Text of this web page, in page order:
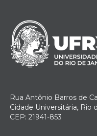
Rua Antônio Barros de
Cidade Universitária, Rio
CEP: 21941-853